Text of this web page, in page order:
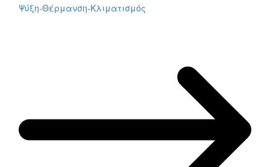
Ψύξη-Θέρμανση-Κλιματισμός